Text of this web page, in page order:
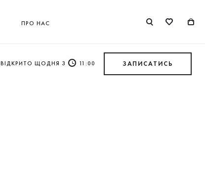
ПРО НАС
ВІДКРИТО ЩОДНЯ З 11:00 ЗАПИСАТИСЬ